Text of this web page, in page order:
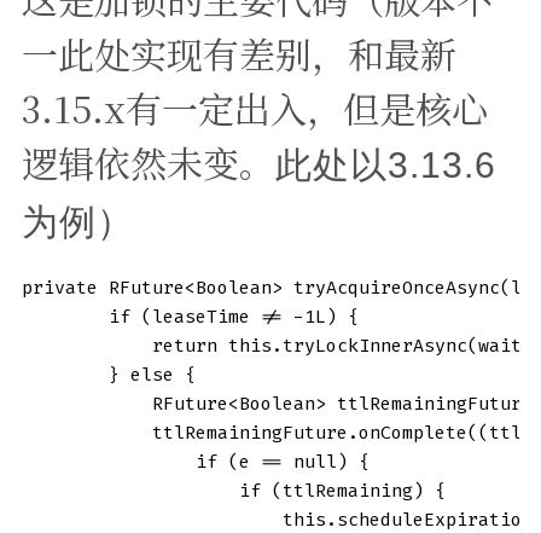
一此处实现有差别，和最新
3.15.x有一定出入，但是核心
逻辑依然未变。
此处以3.13.6
为例）
private RFuture<Boolean>
        if (leaseTime != -1L) {
return
        } else {
RFuture<Boolean>
                if (e == null) {
                    if (ttlRemaining) {